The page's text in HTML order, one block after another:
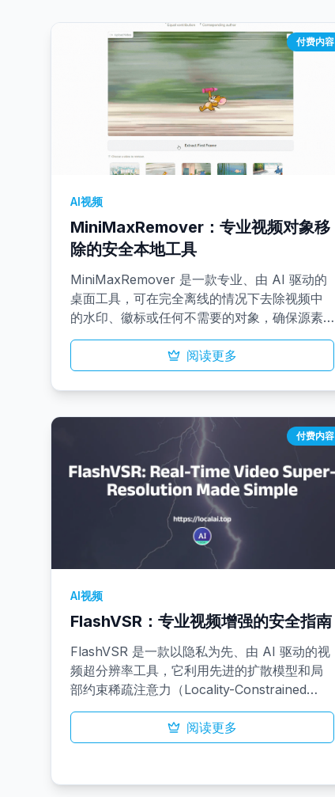
付费内容
AI视频
MiniMaxRemover：专业视频对象移
除的安全本地工具
MiniMaxRemover 是一款专业、由 AI 驱动的
桌面工具，可在完全离线的情况下去除视频中
的水印、徽标或任何不需要的对象，确保源素
材的隐私。它提供智能区域跟踪、实时预览和
批量处理，无需上传云端即可输出无缝、广播
级质量的结果。
阅读更多
付费内容
AI视频
FlashVSR：专业视频增强的安全指南
FlashVSR 是一款以隐私为先、由 AI 驱动的视
频超分辨率工具，它利用先进的扩散模型和局
部约束稀疏注意力（Locality-Constrained
Sparse Attention）实现时序稳定性，可将低
分辨率素材实时（≈17 fps）提升至广播级画
质。所有处理均在本地完成，确保零数据泄
阅读更多